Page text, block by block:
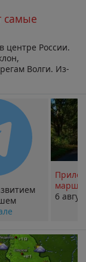
самые
центре России.
Волги. Из-
6